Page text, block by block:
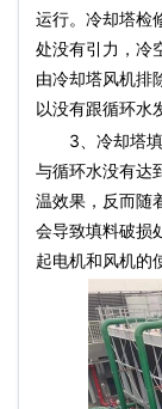
运行。冷却塔检
处没有引力，冷
由冷却塔风机排
以没有跟循环水
3、 冷却塔
与循环水没有达
温效果，反而随
会导致填料破损
起电机和风机的